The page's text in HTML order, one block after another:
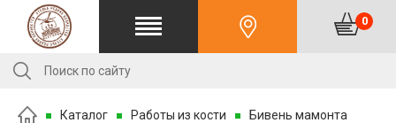
0
Каталог Работы из кости Бивень мамонта